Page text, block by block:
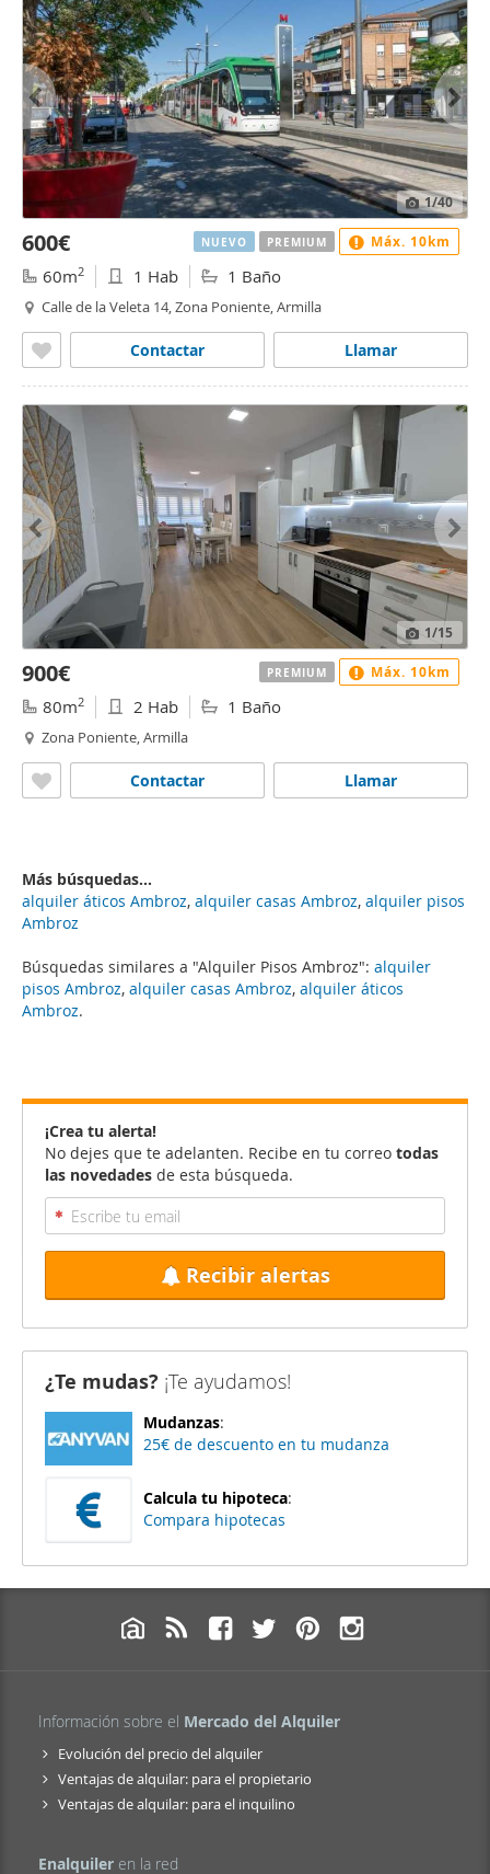
Búsquedas similares a "Alquiler Pisos Ambroz": alquiler
pisos Ambroz, alquiler casas Ambroz, alquiler áticos
Ambroz.
1/40
600€
60m2 1 Hab 1 Baño
Calle de la Veleta 14, Zona Poniente, Armilla
Llamar
Contactar
NUEVO PREMIUM Máx. 10km
1/15
900€
80m2 2 Hab 1 Baño
Zona Poniente, Armilla
Llamar
Contactar
PREMIUM Máx. 10km
Más búsquedas...
alquiler áticos Ambroz, alquiler casas Ambroz, alquiler pisos
Ambroz
¡Crea tu alerta!
No dejes que te adelanten. Recibe en tu correo todas
las novedades de esta búsqueda.
Recibir alertas
¿Te mudas? ¡Te ayudamos!
Mudanzas:
25€ de descuento en tu mudanza
Calcula tu hipoteca:
Compara hipotecas
Información sobre el Mercado del Alquiler
Evolución del precio del alquiler
Ventajas de alquilar: para el propietario
Ventajas de alquilar: para el inquilino
Enalquiler en la red